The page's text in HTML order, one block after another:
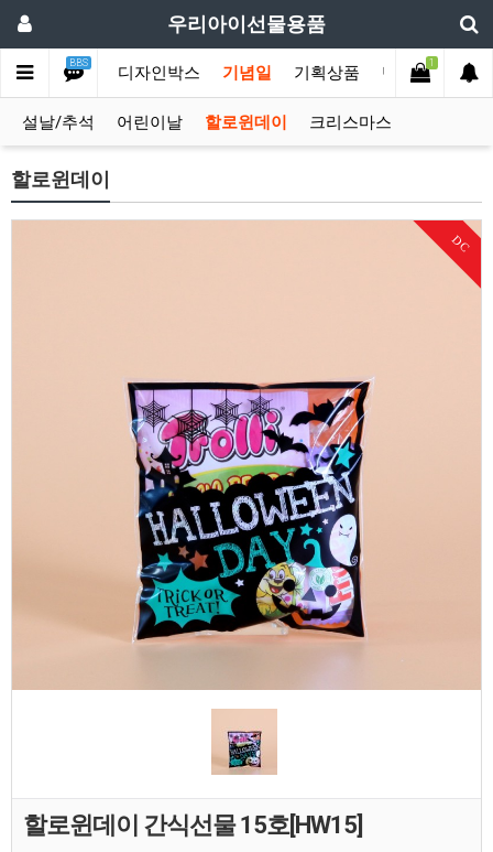
우리아이선물용품
BBS
손잡이박스 디자인박스 기념일 기획상품 단체행사 옛
1
설날/추석 어린이날 할로윈데이 크리스마스
할로윈데이
DC
할로윈데이 간식선물 15호[HW15]